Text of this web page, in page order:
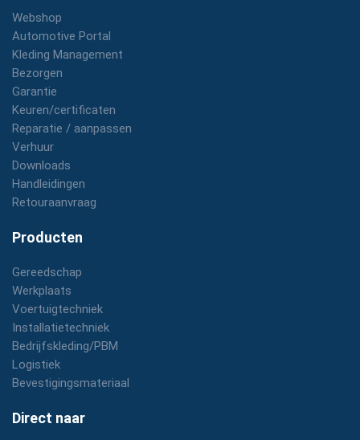
Webshop
Automotive Portal
Kleding Management
Bezorgen
Garantie
Keuren/certificaten
Reparatie / aanpassen
Verhuur
Downloads
Handleidingen
Retouraanvraag
Producten
Gereedschap
Werkplaats
Voertuigtechniek
Installatietechniek
Bedrijfskleding/PBM
Logistiek
Bevestigingsmateriaal
Direct naar